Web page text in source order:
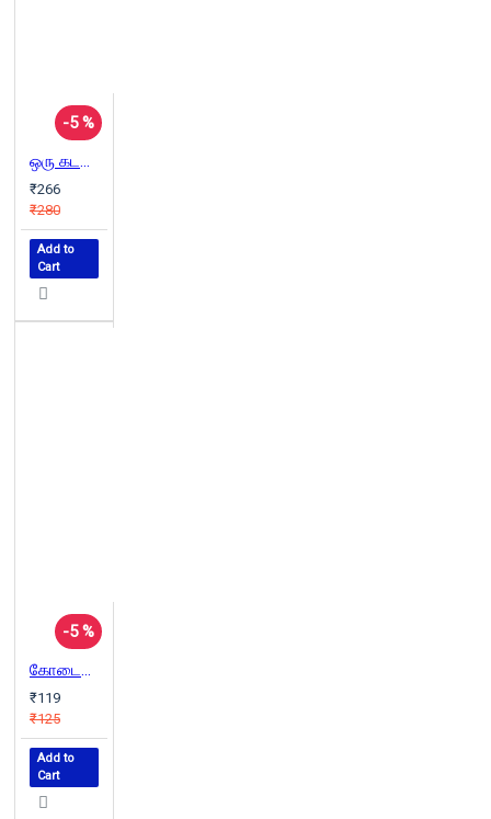
-5 %
ஒரு கடலோர கிராமத்தின் கதை
₹266
₹280
Add to
Cart
-5 %
கோடைகாலக் குறிப்புகள்
₹119
₹125
Add to
Cart